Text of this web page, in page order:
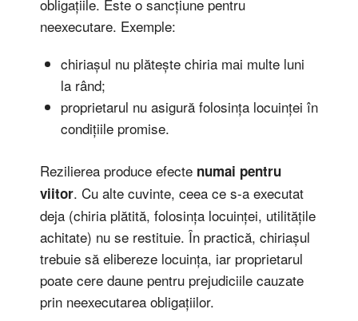
obligațiile. Este o sancțiune pentru
neexecutare. Exemple:
chiriașul nu plătește chiria mai multe luni
la rând;
proprietarul nu asigură folosința locuinței în
condițiile promise.
Rezilierea produce efecte numai pentru
viitor. Cu alte cuvinte, ceea ce s-a executat
deja (chiria plătită, folosința locuinței, utilitățile
achitate) nu se restituie. În practică, chiriașul
trebuie să elibereze locuința, iar proprietarul
poate cere daune pentru prejudiciile cauzate
prin neexecutarea obligațiilor.